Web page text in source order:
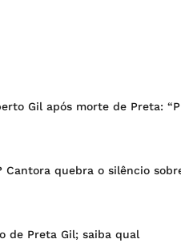
Gil após morte de Preta:
Cantora quebra o silêncio
de Preta Gil; saiba qual